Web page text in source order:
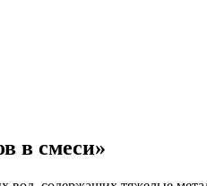
в смеси»